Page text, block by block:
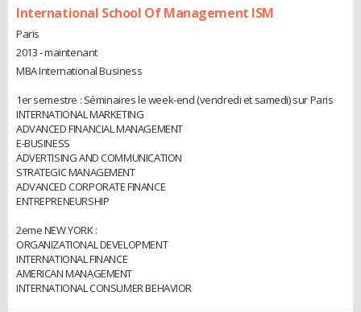
International School Of Management ISM
Paris
2013 - maintenant
MBA International Business
1er semestre : Séminaires le week-end (vendredi et samedi) sur Paris
INTERNATIONAL MARKETING
ADVANCED FINANCIAL MANAGEMENT
E-BUSINESS
ADVERTISING AND COMMUNICATION
STRATEGIC MANAGEMENT
ADVANCED CORPORATE FINANCE
ENTREPRENEURSHIP
2eme NEW YORK :
ORGANIZATIONAL DEVELOPMENT
INTERNATIONAL FINANCE
AMERICAN MANAGEMENT
INTERNATIONAL CONSUMER BEHAVIOR